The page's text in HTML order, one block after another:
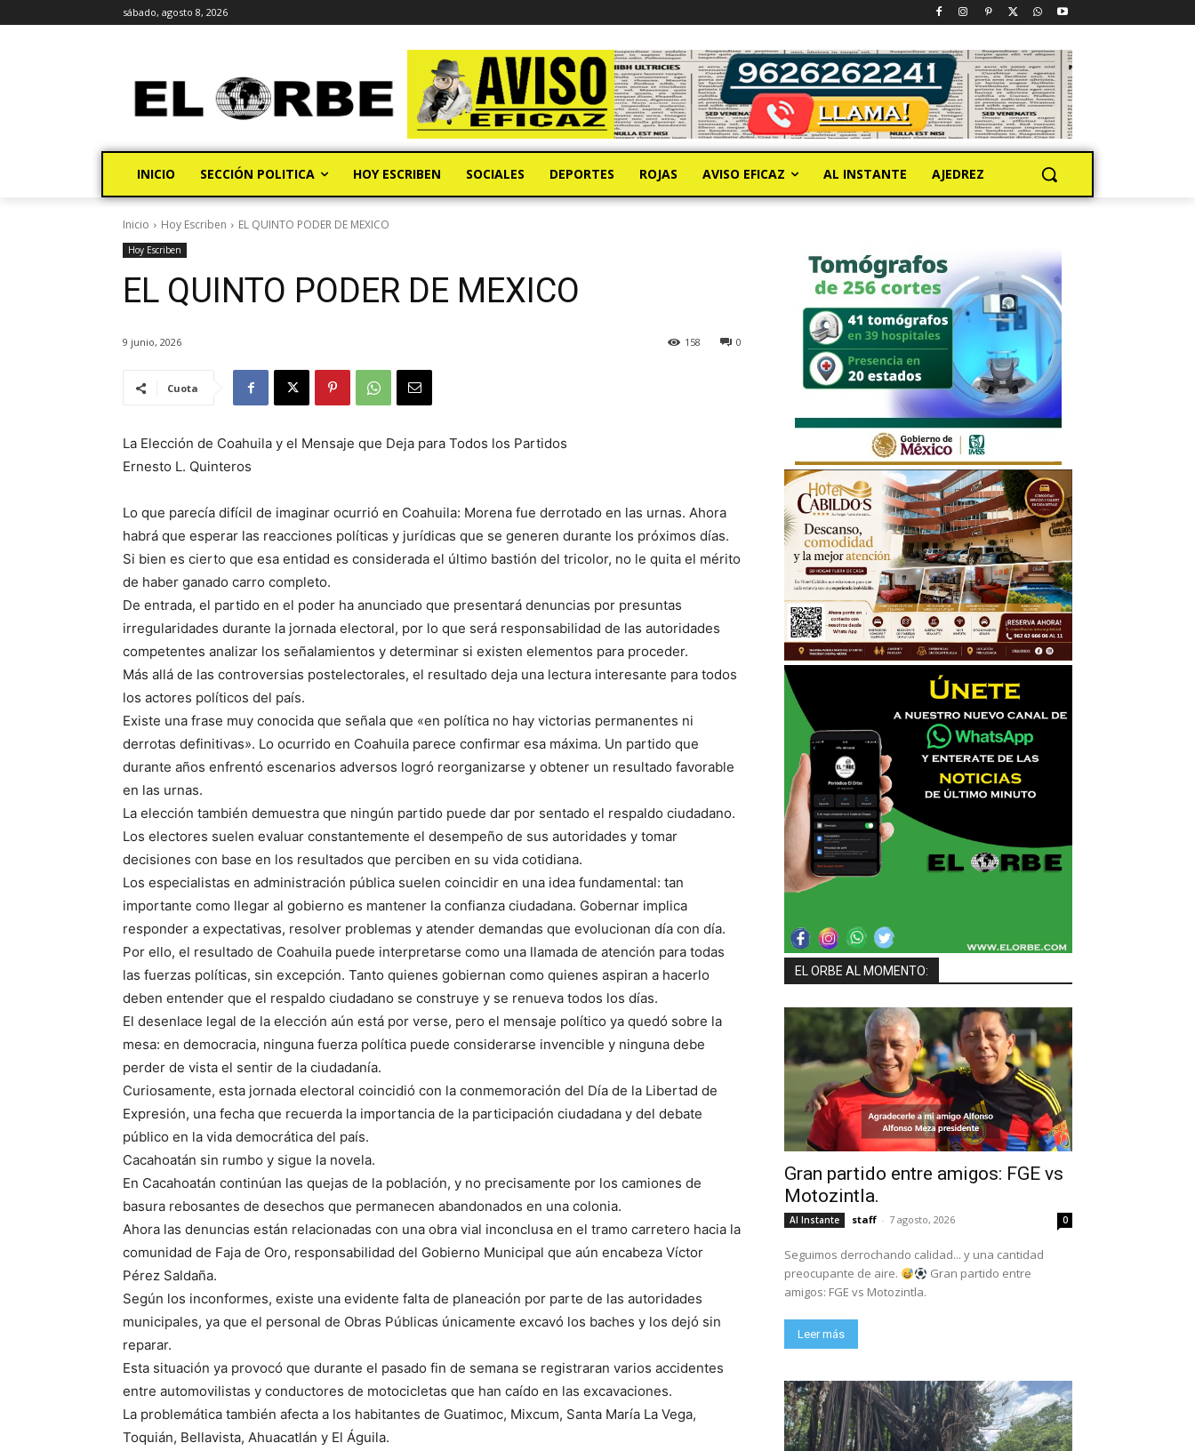
sábado, agosto 8, 2026
INICIO SECCIÓN POLITICA HOY ESCRIBEN SOCIALES DEPORTES ROJAS AVISO EFICAZ AL INSTANTE AJEDREZ
Inicio Hoy Escriben EL QUINTO PODER DE MEXICO
Hoy Escriben
EL QUINTO PODER DE MEXICO
9 junio, 2026 0
158
Cuota
La Elección de Coahuila y el Mensaje que Deja para Todos los Partidos
Ernesto L. Quinteros
Lo que parecía difícil de imaginar ocurrió en Coahuila: Morena fue derrotado en las urnas. Ahora
habrá que esperar las reacciones políticas y jurídicas que se generen durante los próximos días.
Si bien es cierto que esa entidad es considerada el último bastión del tricolor, no le quita el mérito
de haber ganado carro completo.
De entrada, el partido en el poder ha anunciado que presentará denuncias por presuntas
irregularidades durante la jornada electoral, por lo que será responsabilidad de las autoridades
competentes analizar los señalamientos y determinar si existen elementos para proceder.
Más allá de las controversias postelectorales, el resultado deja una lectura interesante para todos
los actores políticos del país.
Existe una frase muy conocida que señala que «en política no hay victorias permanentes ni
derrotas definitivas». Lo ocurrido en Coahuila parece confirmar esa máxima. Un partido que
durante años enfrentó escenarios adversos logró reorganizarse y obtener un resultado favorable
en las urnas.
La elección también demuestra que ningún partido puede dar por sentado el respaldo ciudadano.
Los electores suelen evaluar constantemente el desempeño de sus autoridades y tomar
decisiones con base en los resultados que perciben en su vida cotidiana.
Los especialistas en administración pública suelen coincidir en una idea fundamental: tan
importante como llegar al gobierno es mantener la confianza ciudadana. Gobernar implica
responder a expectativas, resolver problemas y atender demandas que evolucionan día con día.
Por ello, el resultado de Coahuila puede interpretarse como una llamada de atención para todas
las fuerzas políticas, sin excepción. Tanto quienes gobiernan como quienes aspiran a hacerlo
deben entender que el respaldo ciudadano se construye y se renueva todos los días.
El desenlace legal de la elección aún está por verse, pero el mensaje político ya quedó sobre la
mesa: en democracia, ninguna fuerza política puede considerarse invencible y ninguna debe
perder de vista el sentir de la ciudadanía.
Curiosamente, esta jornada electoral coincidió con la conmemoración del Día de la Libertad de
Expresión, una fecha que recuerda la importancia de la participación ciudadana y del debate
público en la vida democrática del país.
Cacahoatán sin rumbo y sigue la novela.
En Cacahoatán continúan las quejas de la población, y no precisamente por los camiones de
basura rebosantes de desechos que permanecen abandonados en una colonia.
Ahora las denuncias están relacionadas con una obra vial inconclusa en el tramo carretero hacia la
comunidad de Faja de Oro, responsabilidad del Gobierno Municipal que aún encabeza Víctor
Pérez Saldaña.
Según los inconformes, existe una evidente falta de planeación por parte de las autoridades
municipales, ya que el personal de Obras Públicas únicamente excavó los baches y los dejó sin
reparar.
Esta situación ya provocó que durante el pasado fin de semana se registraran varios accidentes
entre automovilistas y conductores de motocicletas que han caído en las excavaciones.
La problemática también afecta a los habitantes de Guatimoc, Mixcum, Santa María La Vega,
Toquián, Bellavista, Ahuacatlán y El Águila.
EL ORBE AL MOMENTO:
Gran partido entre amigos: FGE vs
Motozintla.
Al Instante staff - 7 agosto, 2026 0
Seguimos derrochando calidad... y una cantidad
preocupante de aire.
Gran partido entre
amigos: FGE vs Motozintla.
Leer más